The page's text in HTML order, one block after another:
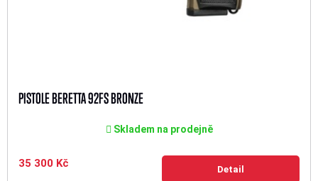
PISTOLE BERETTA 92FS BRONZE
Skladem na prodejně
35 300 Kč Detail